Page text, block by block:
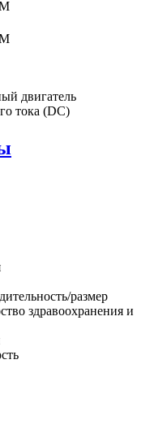
двигатель
тока (DC)
размер
здравоохранения и